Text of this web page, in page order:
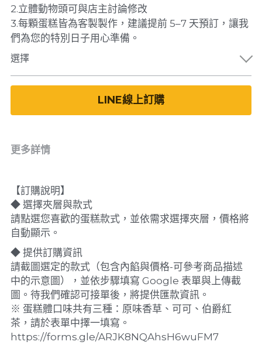
2.立體動物頭可與店主討論修改
3.每顆蛋糕皆為客製製作，建議提前 5–7 天預訂，讓我
們為您的特別日子用心準備。
選擇
LINE線上訂購
更多詳情
【訂購說明】
◆ 選擇夾層與款式
請點選您喜歡的蛋糕款式，並依需求選擇夾層，價格將
自動顯示。
◆ 提供訂購資訊
請截圖選定的款式（包含內餡與價格-可參考商品描述
中的示意圖），並依步驟填寫 Google 表單與上傳截
圖。待我們確認可接單後，將提供匯款資訊。
※ 蛋糕體口味共有三種：原味香草、可可、伯爵紅
茶，請於表單中擇一填寫。
https://forms.gle/ARJK8NQAhsH6wuFM7